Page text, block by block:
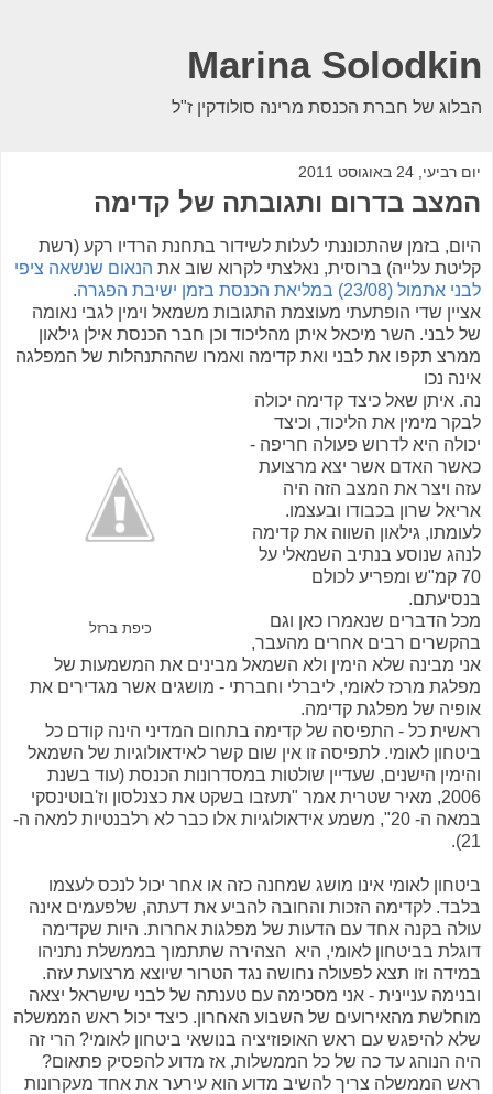
Marina Solodkin
הבלוג של חברת הכנסת מרינה סולודקין ז"ל
יום רביעי, 24 באוגוסט 2011
המצב בדרום ותגובתה של קדימה
היום, בזמן שהתכוננתי לעלות לשידור בתחנת הרדיו רקע (רשת
קליטת עלייה) ברוסית, נאלצתי לקרוא שוב את הנאום שנשאה ציפי
לבני אתמול (23/08) במליאת הכנסת בזמן ישיבת הפגרה
.
אציין שדי הופתעתי מעוצמת התגובות משמאל וימין לגבי נאומה
של לבני. השר מיכאל איתן מהליכוד וכן חבר הכנסת אילן גילאון
ממרצ תקפו את לבני ואת קדימה ואמרו שההתנהלות של המפלגה
אינה נכו
כיפת ברזל
נה. איתן שאל כיצד קדימה יכולה
לבקר מימין את הליכוד, וכיצד
יכולה היא לדרוש פעולה חריפה -
כאשר האדם אשר יצא מרצועת
עזה ויצר את המצב הזה היה
אריאל שרון בכבודו ובעצמו.
לעומתו, גילאון השווה את קדימה
לנהג שנוסע בנתיב השמאלי על
70 קמ"ש ומפריע לכולם
בנסיעתם.
מכל הדברים שנאמרו כאן וגם
בהקשרים רבים אחרים מהעבר,
אני מבינה שלא הימין ולא השמאל מבינים את המשמעות של
מפלגת מרכז לאומי, ליברלי וחברתי - מושגים אשר מגדירים את
אופיה של מפלגת קדימה.
ראשית כל - התפיסה של קדימה בתחום המדיני הינה קודם כל
ביטחון לאומי. לתפיסה זו אין שום קשר לאידאולוגיות של השמאל
והימין הישנים, שעדיין שולטות במסדרונות הכנסת (עוד בשנת
2006, מאיר שטרית אמר "תעזבו בשקט את כצנלסון וז'בוטינסקי
במאה ה- 20", משמע אידאולוגיות אלו כבר לא רלבנטיות למאה ה-
21).
ביטחון לאומי אינו מושג שמחנה כזה או אחר יכול לנכס לעצמו
בלבד. לקדימה הזכות והחובה להביע את דעתה, שלפעמים אינה
עולה בקנה אחד עם הדעות של מפלגות אחרות. היות שקדימה
דוגלת בביטחון לאומי, היא הצהירה שתתמוך בממשלת נתניהו
במידה וזו תצא לפעולה נחושה נגד הטרור שיוצא מרצועת עזה.
ובנימה עניינית - אני מסכימה עם טענתה של לבני שישראל יצאה
מוחלשת מהאירועים של השבוע האחרון. כיצד יכול ראש הממשלה
שלא להיפגש עם ראש האופוזיציה בנושאי ביטחון לאומי? הרי זה
היה הנוהג עד כה של כל הממשלות, אז מדוע להפסיק פתאום?
ראש הממשלה צריך להשיב מדוע הוא עירער את אחד מעקרונות